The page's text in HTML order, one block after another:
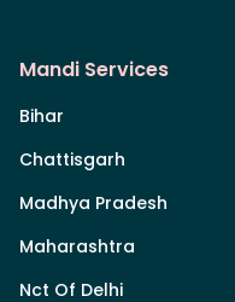
Mandi Services
Bihar
Chattisgarh
Madhya Pradesh
Maharashtra
Nct Of Delhi